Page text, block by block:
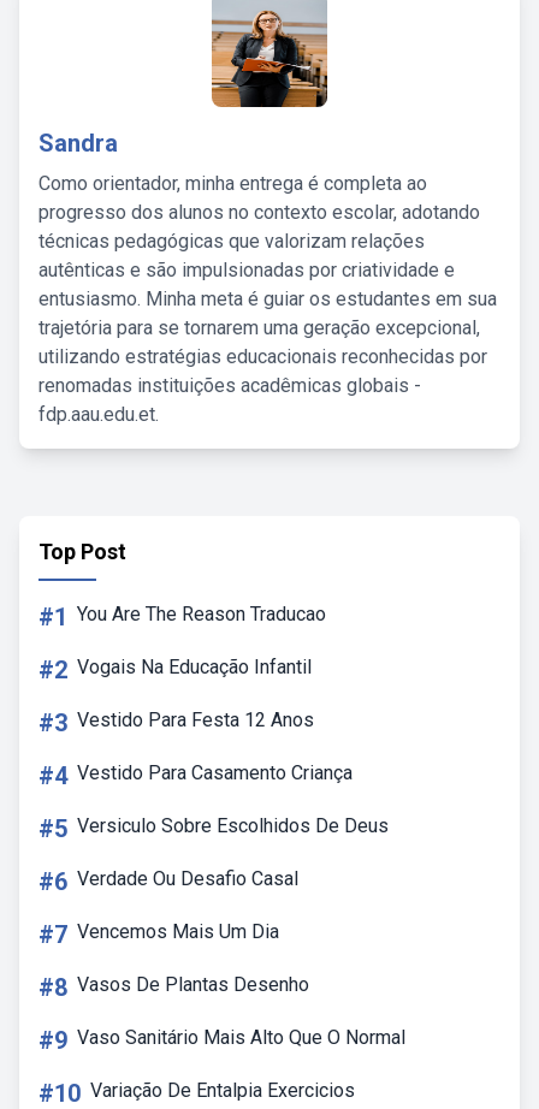
Sandra
Como orientador, minha entrega é completa ao
progresso dos alunos no contexto escolar, adotando
técnicas pedagógicas que valorizam relações
autênticas e são impulsionadas por criatividade e
entusiasmo. Minha meta é guiar os estudantes em sua
trajetória para se tornarem uma geração excepcional,
utilizando estratégias educacionais reconhecidas por
renomadas instituições acadêmicas globais -
fdp.aau.edu.et.
Top Post
#1 You Are The Reason Traducao
#2 Vogais Na Educação Infantil
#3 Vestido Para Festa 12 Anos
#4 Vestido Para Casamento Criança
#5 Versiculo Sobre Escolhidos De Deus
#6 Verdade Ou Desafio Casal
#7 Vencemos Mais Um Dia
#8 Vasos De Plantas Desenho
#9 Vaso Sanitário Mais Alto Que O Normal
#10 Variação De Entalpia Exercicios